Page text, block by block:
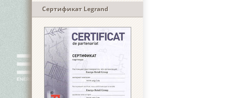
Сертификат Legrand